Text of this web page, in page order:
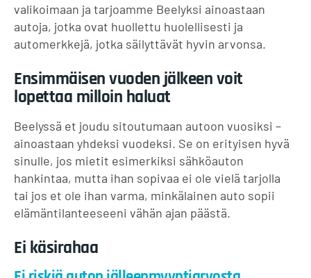
valikoimaan ja tarjoamme Beelyksi ainoastaan
autoja, jotka ovat huollettu huolellisesti ja
automerkkejä, jotka säilyttävät hyvin arvonsa.
Ensimmäisen vuoden jälkeen voit
lopettaa milloin haluat
Beelyssä et joudu sitoutumaan autoon vuosiksi –
ainoastaan yhdeksi vuodeksi. Se on erityisen hyvä
sinulle, jos mietit esimerkiksi sähköauton
hankintaa, mutta ihan sopivaa ei ole vielä tarjolla
tai jos et ole ihan varma, minkälainen auto sopii
elämäntilanteeseeni vähän ajan päästä.
Ei käsirahaa